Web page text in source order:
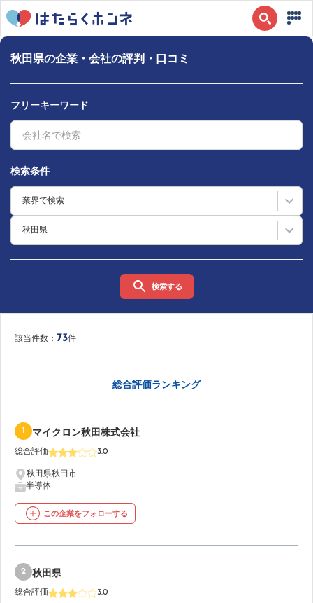
秋田県の企業・会社の評判・口コミ
フリーキーワード
検索条件
業界で検索
秋田県
検索する
該当件数： 73件
総合評価ランキング
1 マイクロン秋田株式会社
総合評価 3.0
秋田県秋田市
半導体
この企業をフォローする
2 秋田県
総合評価 3.0